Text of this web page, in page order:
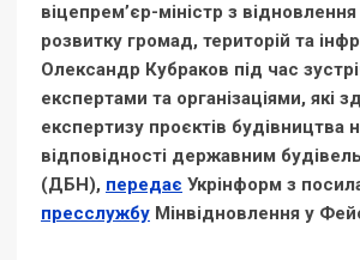
віцепрем’єр-міністр з відновлення
розвитку громад, територій та
Олександр Кубраков під час
експертами та організаціями, які
експертизу проєктів будівництва
відповідності державним
(ДБН), передає Укрінформ з
пресслужбу Мінвідновлення у